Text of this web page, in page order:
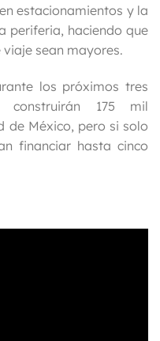
estacionamientos y la
periferia, haciendo que
sean mayores.
los próximos tres
175 mil
de México, pero si solo
financiar hasta cinco